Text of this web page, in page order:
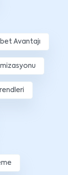
Avantajı